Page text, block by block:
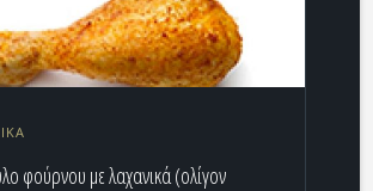
φούρνου με λαχανικά (ολίγον